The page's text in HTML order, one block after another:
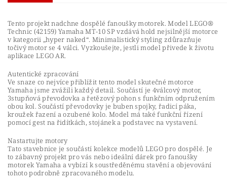
Tento projekt nadchne dospělé fanoušky motorek. Model LEGO®
Technic (42159) Yamaha MT-10 SP vzdává hold nejsilnější motorce
v kategorii „hyper naked“. Minimalistický styling zdůrazňuje
točivý motor se 4 válci. Vyzkoušejte, jestli model přivede k životu
aplikace LEGO AR.
Autentické zpracování
Ve snaze co nejvíce přiblížit tento model skutečné motorce
Yamaha jsme zvážili každý detail. Součástí je 4válcový motor,
3stupňová převodovka a řetězový pohon s funkčním odpružením
obou kol. Součástí převodovky je buben spojky, řadicí páka,
kroužek řazení a ozubené kolo. Model má také funkční řízení
pomocí gest na řidítkách, stojánek a podstavec na vystavení.
Nastartujte motory
Tato stavebnice je součástí kolekce modelů LEGO pro dospělé. Je
to zábavný projekt pro vás nebo ideální dárek pro fanoušky
motorek Yamaha a vybízí k soustředěnému stavění a objevování
tohoto podrobně zpracovaného modelu.